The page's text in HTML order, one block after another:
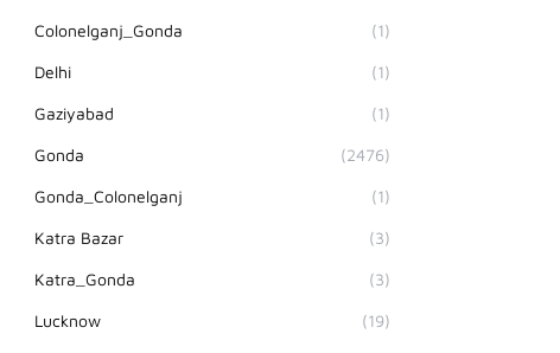
Colonelganj_Gonda (1)
Delhi (1)
Gaziyabad (1)
Gonda (2476)
Gonda_Colonelganj (1)
Katra Bazar (3)
Katra_Gonda (3)
Lucknow (19)